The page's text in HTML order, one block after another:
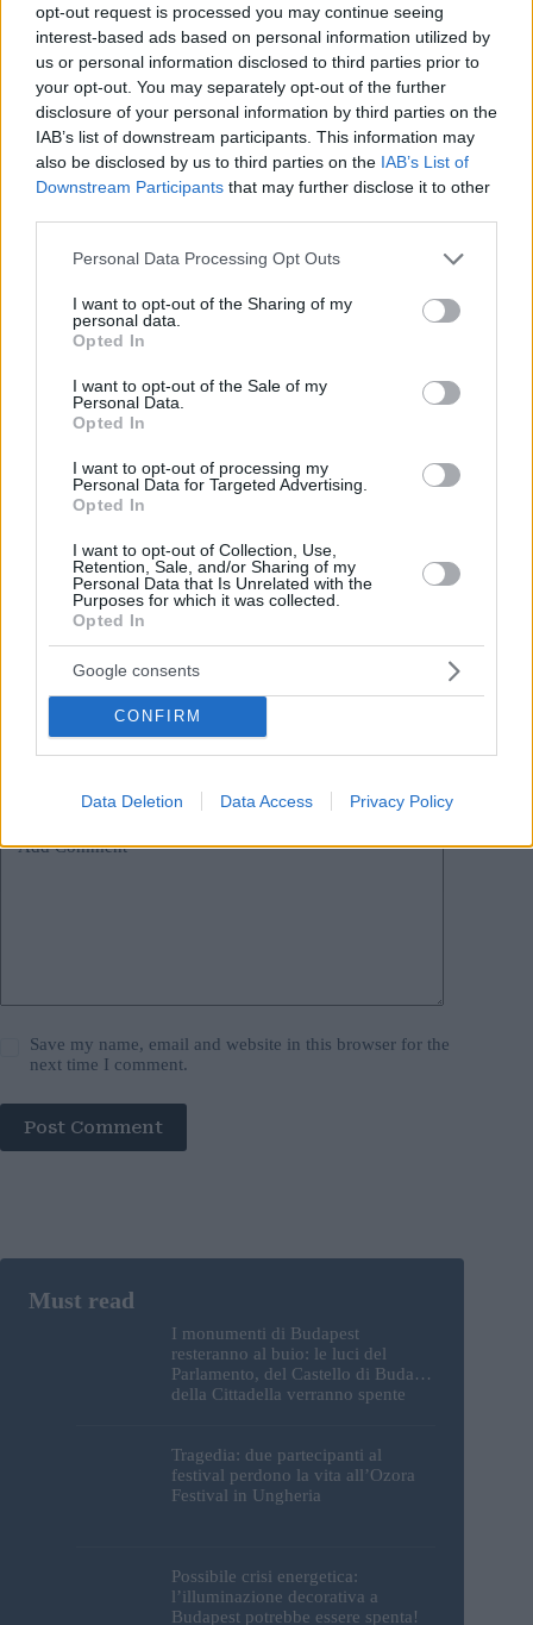
opt-out request is processed you may continue seeing
interest-based ads based on personal information utilized by
us or personal information disclosed to third parties prior to
your opt-out. You may separately opt-out of the further
disclosure of your personal information by third parties on the
IAB’s list of downstream participants. This information may
also be disclosed by us to third parties on the IAB’s List of
Downstream Participants that may further disclose it to other
Please note that this website/app uses one or more Google
not limited to your visit or usage behaviour. You may click to
grant or deny consent to Google and its third-party tags to
use your data for below specified purposes in below Google
consent section.
Personal Data Processing Opt Outs
I want to opt-out of the Sharing of my
personal data.
Opted In
I want to opt-out of the Sale of my
Personal Data.
Opted In
I want to opt-out of processing my
Personal Data for Targeted Advertising.
Opted In
I want to opt-out of Collection, Use,
Retention, Sale, and/or Sharing of my
Personal Data that Is Unrelated with the
Purposes for which it was collected.
Opted In
Google consents
CONFIRM
Data Deletion Data Access Privacy Policy
scopi definiti nel programma NÉP, e ogni sbocco
commerciale sarebbe obbligato a scambiarli con i beni
individuati nel programma, come possibile alternativa, il
Tesoro potrebbe trasferire l’assistenza NÉP anche su una carta
elettronica.
Il voucher/carta NÉP potrebbe essere utilizzato
principalmente per l’acquistocibo domestico sano, verdure,
frutta, cereali, prodotti da forno, pesce, carne e
bevande analcoliche zuccherate, bevande alcoliche, bevande
energetiche, prodotti del tabacco e altri beni di lusso), nel
rispetto delle norme efficaci sulla ristorazione comune.
Disclaimer: l’unica responsabilità per le opinioni dichiarate
necessariamente la posizione ufficiale del Parlamento
unione europea
Leave a Reply
Your email address will not be published.
*
Email*
Add Comment*
Save my name, email and website in this browser for the
next time I comment.
Post Comment
I monumenti di Budapest
resteranno al buio: le luci del
Parlamento, del Castello di Buda e
della Cittadella verranno spente
Tragedia: due partecipanti al
festival perdono la vita all’Ozora
Festival in Ungheria
Possibile crisi energetica:
l’illuminazione decorativa a
Budapest potrebbe essere spenta!